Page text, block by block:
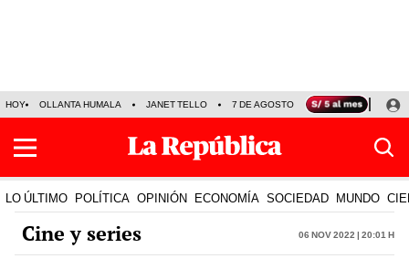
HOY OLLANTA HUMALA JANET TELLO 7 DE AGOSTO TINKA RESULTADOS
LO ÚLTIMO POLÍTICA OPINIÓN ECONOMÍA SOCIEDAD MUNDO
Cine y series 06 Nov 2022 | 20:01 h